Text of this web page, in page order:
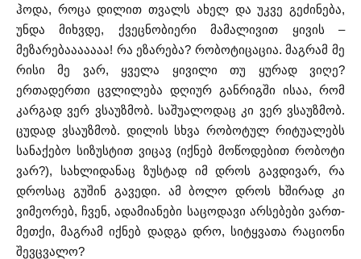
ჰოდა, როცა დილით თვალს ახელ და უკვე გეძინება,
უნდა მიხვდე, ქვეცნობიერი მამალივით ყივის –
მეზარებააააააა! რა ეზარება? რობოტიცაცია. მაგრამ მე
რისი მე ვარ, ყველა ყივილი თუ ყურად ვიღე?
ერთადერთი ცვლილება დღიურ განრიგში ისაა, რომ
კარგად ვერ ვსაუზმობ. საშუალოდაც კი ვერ ვსაუზმობ.
ცუდად ვსაუზმობ. დილის სხვა რობოტულ რიტუალებს
სანაქებო სიზუსტით ვიცავ (იქნებ მოწოდებით რობოტი
ვარ?), სახლიდანაც ზუსტად იმ დროს გავდივარ, რა
დროსაც გუშინ გავედი. ამ ბოლო დროს ხშირად კი
ვიმეორებ, ჩვენ, ადამიანები საცოდავი არსებები ვართ-
მეთქი, მაგრამ იქნებ დადგა დრო, სიტყვათა რაციონი
შევცვალო?